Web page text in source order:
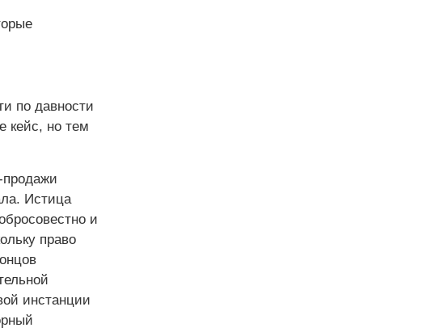
по давности
кейс, но тем
продажи
Истица
и
право
инстанции